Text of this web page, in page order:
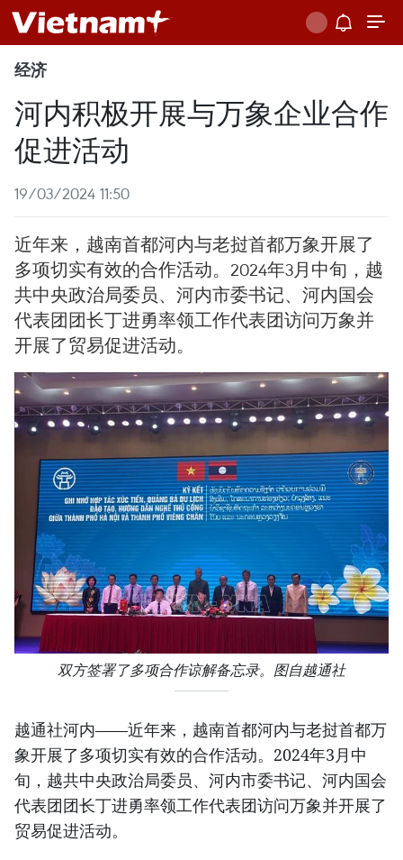
经济
河内积极开展与万象企业合作
促进活动
19/03/2024 11:50
近年来，越南首都河内与老挝首都万象开展了
多项切实有效的合作活动。2024年3月中旬，越
共中央政治局委员、河内市委书记、河内国会
代表团团长丁进勇率领工作代表团访问万象并
开展了贸易促进活动。
双方签署了多项合作谅解备忘录。图自越通社
越通社河内——近年来，越南首都河内与老挝首都万
象开展了多项切实有效的合作活动。2024年3月中
旬，越共中央政治局委员、河内市委书记、河内国会
代表团团长丁进勇率领工作代表团访问万象并开展了
贸易促进活动。